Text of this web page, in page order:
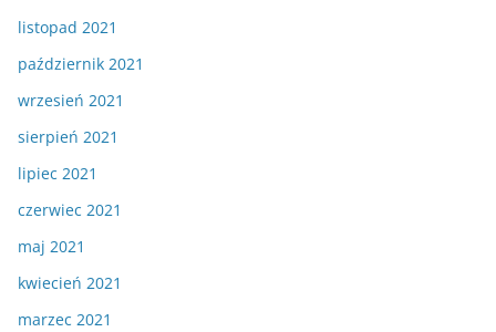
listopad 2021
październik 2021
wrzesień 2021
sierpień 2021
lipiec 2021
czerwiec 2021
maj 2021
kwiecień 2021
marzec 2021